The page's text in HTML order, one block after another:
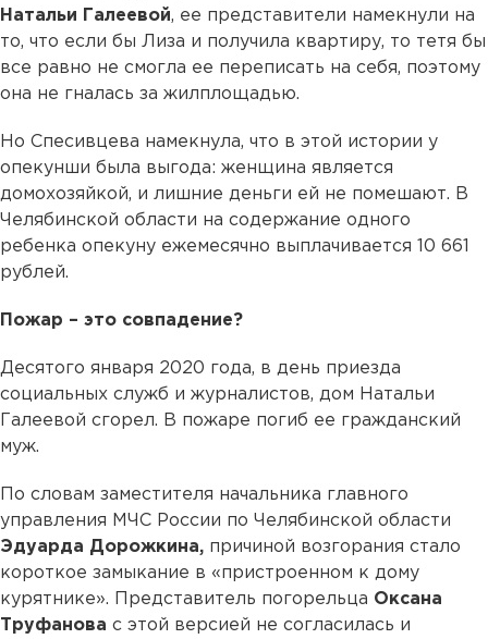
Натальи Галеевой, ее представители намекнули на
то, что если бы Лиза и получила квартиру, то тетя бы
все равно не смогла ее переписать на себя, поэтому
она не гналась за жилплощадью.
Но Спесивцева намекнула, что в этой истории у
опекунши была выгода: женщина является
домохозяйкой, и лишние деньги ей не помешают. В
Челябинской области на содержание одного
ребенка опекуну ежемесячно выплачивается 10 661
рублей.
Пожар – это совпадение?
Десятого января 2020 года, в день приезда
социальных служб и журналистов, дом Натальи
Галеевой сгорел. В пожаре погиб ее гражданский
муж.
По словам заместителя начальника главного
управления МЧС России по Челябинской области
Эдуарда Дорожкина, причиной возгорания стало
короткое замыкание в «пристроенном к дому
курятнике». Представитель погорельца Оксана
Труфанова с этой версией не согласилась и